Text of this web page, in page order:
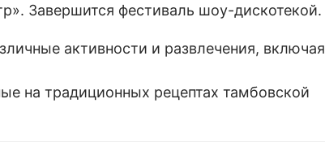
Завершится фестиваль шоу-дискотекой.
активности и развлечения, включая
на традиционных рецептах тамбовской